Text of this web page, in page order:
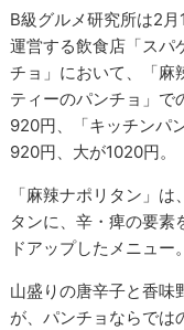
B級グルメ研究所は2
運営する飲食店「スパ
チョ」において、「麻
ティーのパンチョ」で
920円、「キッチンパ
920円、大が1020円。
「麻辣ナポリタン」
タンに、辛・痺の要
ドアップしたメニュー。
山盛りの唐辛子と香味
が、パンチョならでは